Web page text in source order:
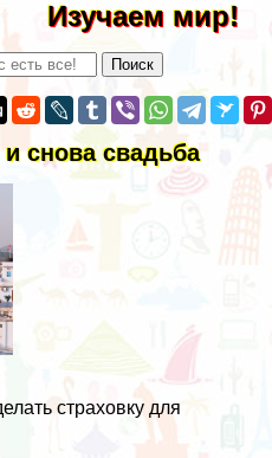
Изучаем мир!
снова свадьба
страховку для